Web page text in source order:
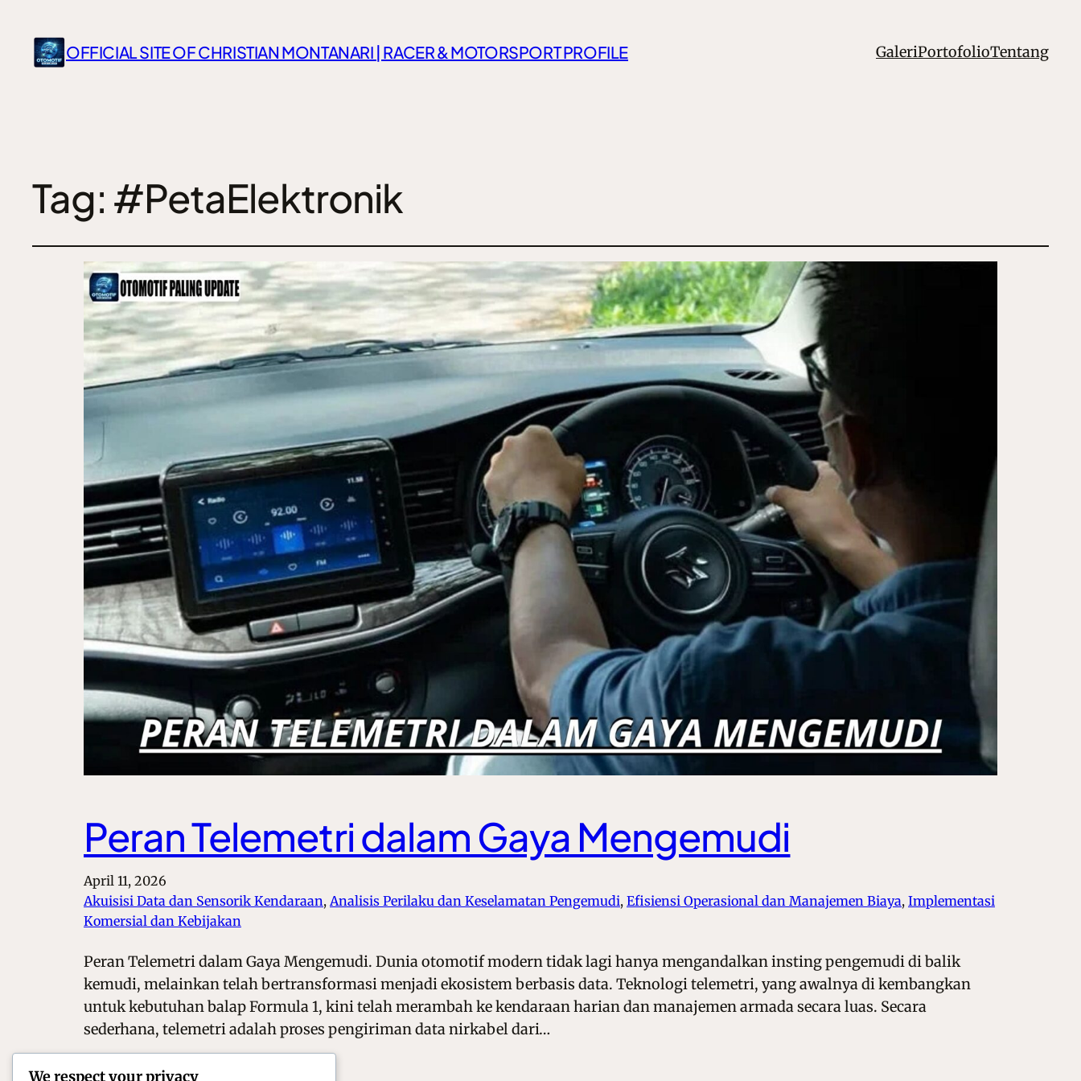
OFFICIAL SITE OF CHRISTIAN MONTANARI | RACER & MOTORSPORT PROFILE GaleriPortofolioTentang
Tag: #PetaElektronik
Peran Telemetri dalam Gaya Mengemudi
April 11, 2026
Akuisisi Data dan Sensorik Kendaraan, Analisis Perilaku dan Keselamatan Pengemudi, Efisiensi Operasional dan Manajemen Biaya, Implementasi
Komersial dan Kebijakan
Peran Telemetri dalam Gaya Mengemudi. Dunia otomotif modern tidak lagi hanya mengandalkan insting pengemudi di balik
kemudi, melainkan telah bertransformasi menjadi ekosistem berbasis data. Teknologi telemetri, yang awalnya di kembangkan
untuk kebutuhan balap Formula 1, kini telah merambah ke kendaraan harian dan manajemen armada secara luas. Secara
sederhana, telemetri adalah proses pengiriman data nirkabel dari…
We respect your privacy